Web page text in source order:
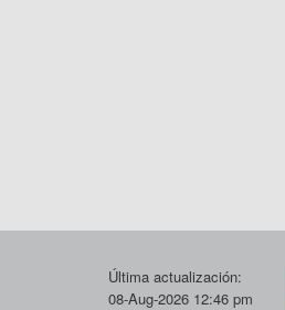
Última actualización:
08-Aug-2026 12:46 pm